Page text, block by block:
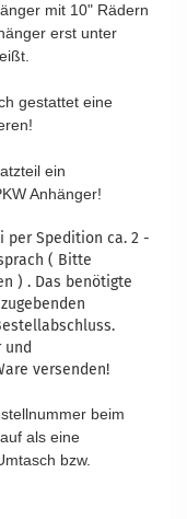
mit 10" Rädern
erst unter
gestattet eine
ein
Anhänger!
per Spedition ca. 2 -
( Bitte
) . Das benötigte
und
versenden!
beim
als eine
bzw.